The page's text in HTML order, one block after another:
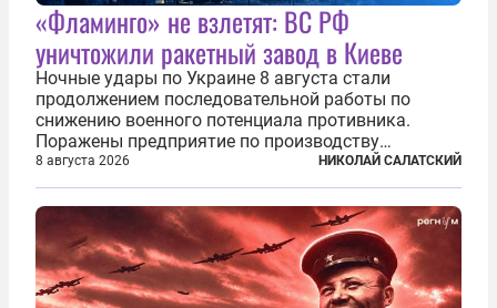
«Фламинго» не взлетят: ВС РФ
уничтожили ракетный завод в Киеве
Ночные удары по Украине 8 августа стали
продолжением последовательной работы по
снижению военного потенциала противника.
Поражены предприятие по производству
крылатых ракет, крупный склад топлива и два
сухогруза с военными грузами. Дополнительно
нанесены удары по объектам в ряде городов. В
Киеве...
8 августа 2026 НИКОЛАЙ САЛАТСКИЙ